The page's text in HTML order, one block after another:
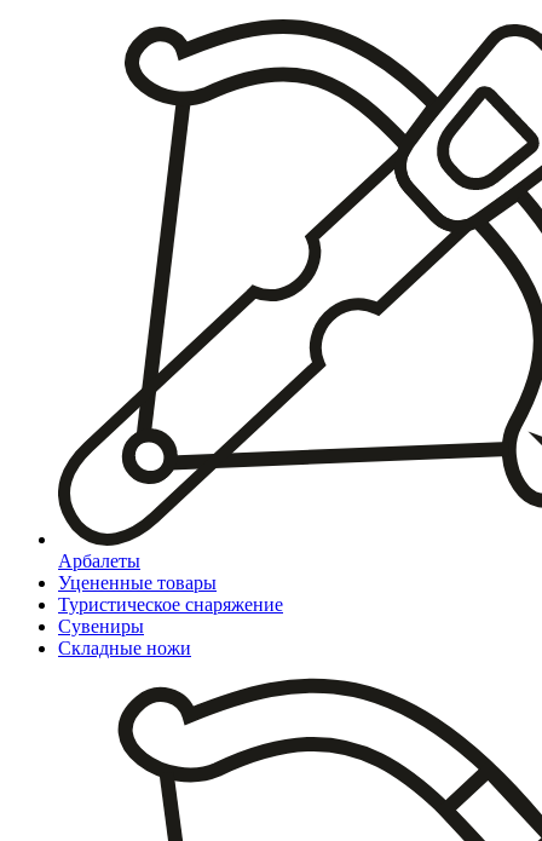
Арбалеты
Уцененные товары
Туристическое снаряжение
Сувениры
Складные ножи